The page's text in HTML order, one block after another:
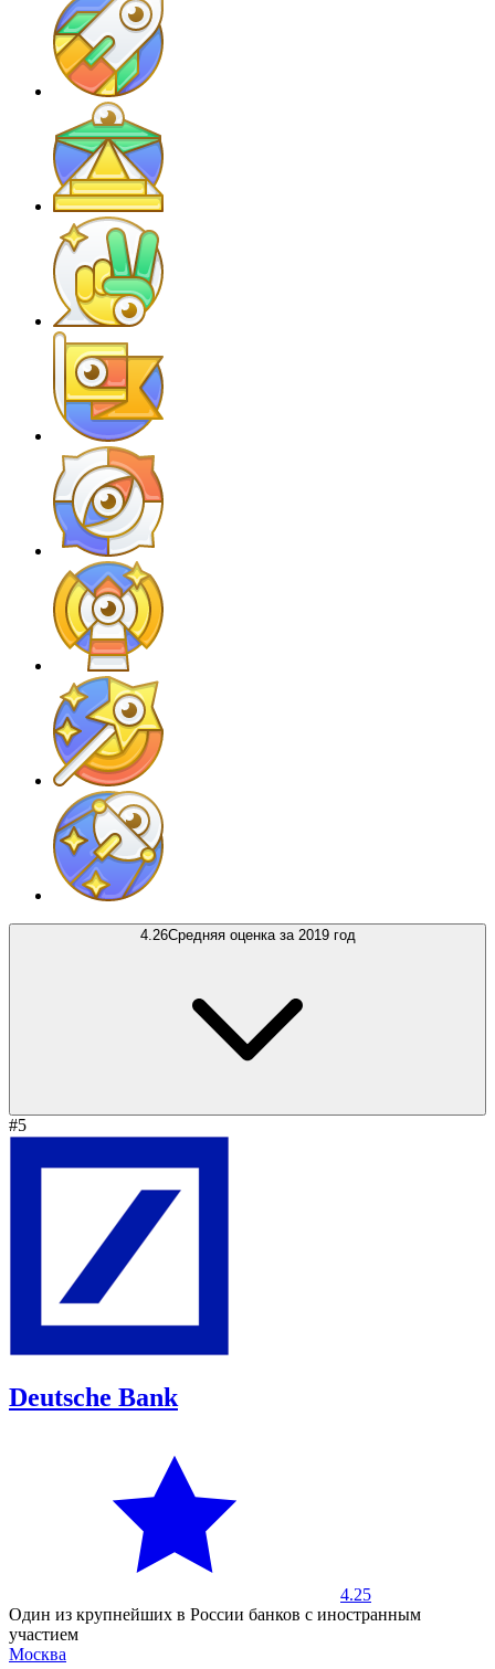
4.26Средняя оценка за 2019 год
#5
Deutsche Bank
4.25
Один из крупнейших в России банков с иностранным
участием
Москва